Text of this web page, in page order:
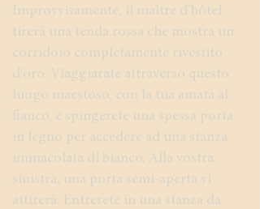
Improvvisamente, il maître d'hôtel
tirerà una tenda rossa che mostra un
corridoio completamente rivestito
d'oro. Viaggiarate attraverso questo
luogo maestoso, con la tua amata al
fianco, e spingerete una spessa porta
in legno per accedere ad una stanza
immacolata di bianco. Alla vostra
sinistra, una porta semi-aperta vi
attirerà. Entrerete in una stanza da